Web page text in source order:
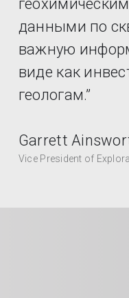
данными по
важную
виде как
геологам.”
Garrett
Vice President of